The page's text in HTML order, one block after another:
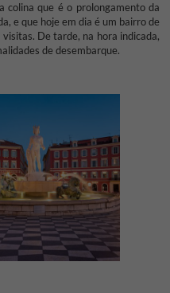
colina que é o prolongamento da
e que hoje em dia é um bairro de
visitas. De tarde, na hora indicada,
de desembarque.